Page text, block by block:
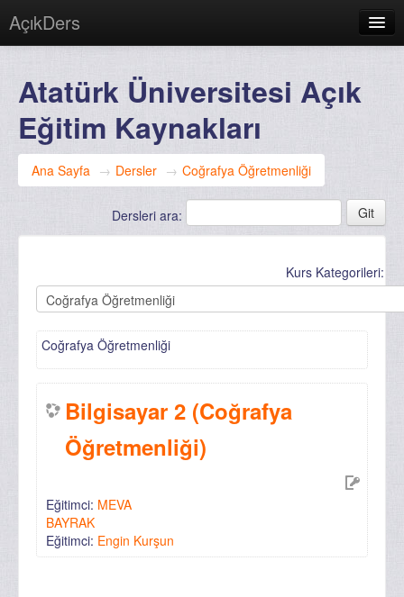
AçıkDers
Giriş yapmadınız. (Giriş yap)
Atatürk Üniversitesi Açık
Eğitim Kaynakları
Ana Sayfa → Dersler → Coğrafya Öğretmenliği
Dersleri ara:
Kurs Kategorileri:
Coğrafya Öğretmenliği
Bilgisayar 2 (Coğrafya
Öğretmenliği)
Eğitimci: MEVA
BAYRAK
Eğitimci: Engin Kurşun